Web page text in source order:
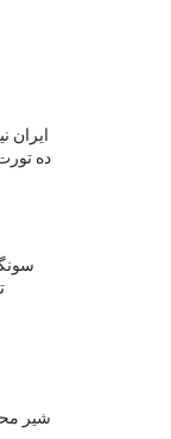
ایران
شیر